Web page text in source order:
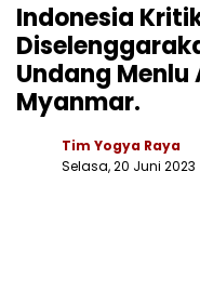
Indonesia
Undang Menlu
Myanmar.
Tim Yogya Raya
Selasa, 20 Juni 2023